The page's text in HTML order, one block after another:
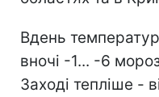
Вдень
вночі -1... -6
Заході тепліше -